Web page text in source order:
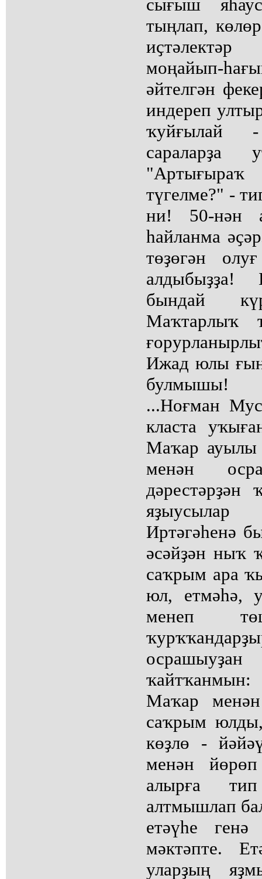
сығыш
тыңлап,
иҫтәлектәр
моңайып-
әйтелгән
индереп
ҡуйғылай
түгелме?" -
ни! 50-нән
һайланма
төҙөгән
алдыбыҙҙа!
бындай
Маҡтарлыҡ
Ижад юлы
булмышы!
...Ноғман
класта
Маҡар ауылы
менән
дәрестәрҙән
Иртәгәһенә
әсәйҙән ныҡ
саҡрым ара
юл, етмәһә,
менеп
Маҡар
саҡрым
көҙлө -
менән
алырға
алтмышлап
етәүһе
мәктәпте.
уларҙың